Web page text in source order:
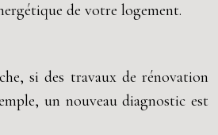
de votre logement.
si des travaux de rénovation
un nouveau diagnostic est